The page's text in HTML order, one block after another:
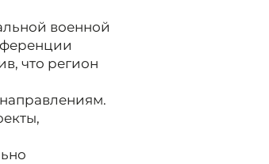
военной
что регион